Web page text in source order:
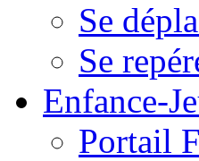
Se
Se
Enfance-
Portail